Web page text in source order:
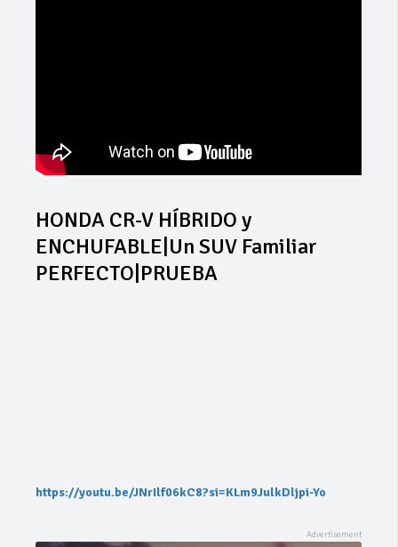
HONDA CR-V HÍBRIDO y
ENCHUFABLE|Un SUV Familiar
PERFECTO|PRUEBA
https://youtu.be/JNrIlf06kC8?si=KLm9JulkDljpi-Yo